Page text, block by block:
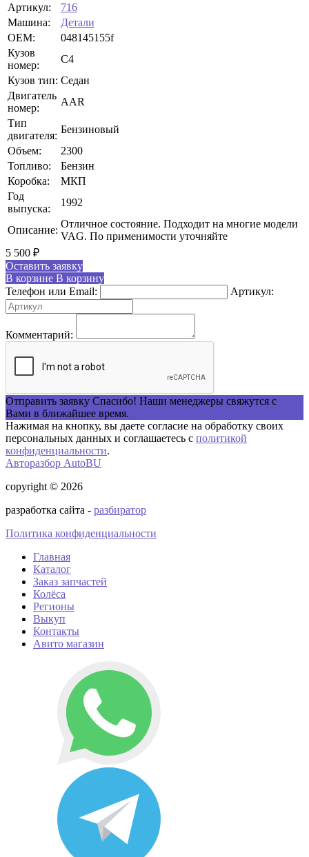
Артикул:
716
Машина:
Детали
OEM:
048145155f
Кузов
номер:
C4
Кузов тип: Седан
Двигатель
номер:
AAR
Тип
двигателя:
Бензиновый
Объем:
2300
Топливо:
Бензин
Коробка:
МКП
Год
выпуска:
1992
Описание:
Отличное состояние. Подходит на многие модели
VAG. По применимости уточняйте
5 500 ₽
Оставить заявку
В корзине В корзину
Телефон или Email:
Артикул:
Комментарий:
Отправить заявку Спасибо! Наши менеджеры свяжутся с
Вами в ближайшее время.
Нажимая на кнопку, вы даете согласие на обработку своих
персональных данных и соглашаетесь с политикой
конфиденциальности.
Авторазбор AutoBU
copyright © 2026
разработка сайта - разбиратор
Политика конфиденциальности
Главная
Каталог
Заказ запчастей
Колёса
Регионы
Выкуп
Контакты
Авито магазин